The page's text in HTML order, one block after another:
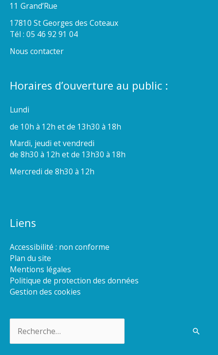
11 Grand’Rue
17810 St Georges des Coteaux
Tél : 05 46 92 91 04
Nous contacter
Horaires d’ouverture au public :
Lundi
de 10h à 12h et de 13h30 à 18h
Mardi, jeudi et vendredi
de 8h30 à 12h et de 13h30 à 18h
Mercredi de 8h30 à 12h
Liens
Accessibilité : non conforme
Plan du site
Mentions légales
Politique de protection des données
Gestion des cookies